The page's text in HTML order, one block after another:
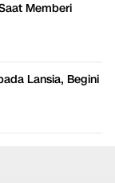
Memberi
Lansia, Begini